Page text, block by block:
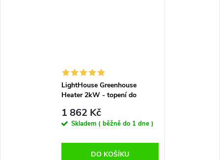
LightHouse Greenhouse
Heater 2kW - topení do
1 862 Kč
Skladem ( běžně do 1 dne )
DO KOŠÍKU